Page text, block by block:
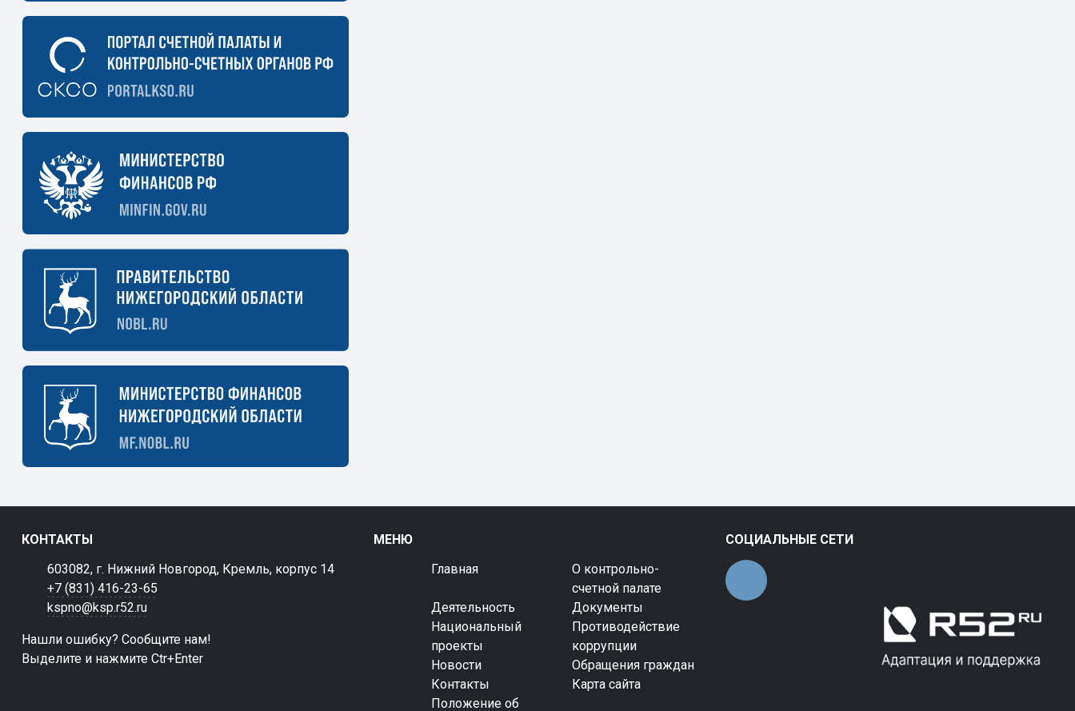
КОНТАКТЫ
603082, г. Нижний Новгород, Кремль, корпус 14
+7 (831) 416-23-65
kspno@ksp.r52.ru
Нашли ошибку? Сообщите нам!
Выделите и нажмите Ctr+Enter
МЕНЮ
Главная
О контрольно-
счетной палате
Деятельность
Документы
Национальный
проекты
Противодействие
коррупции
Новости
Обращения граждан
Контакты
Карта сайта
Положение об
СОЦИАЛЬНЫЕ СЕТИ